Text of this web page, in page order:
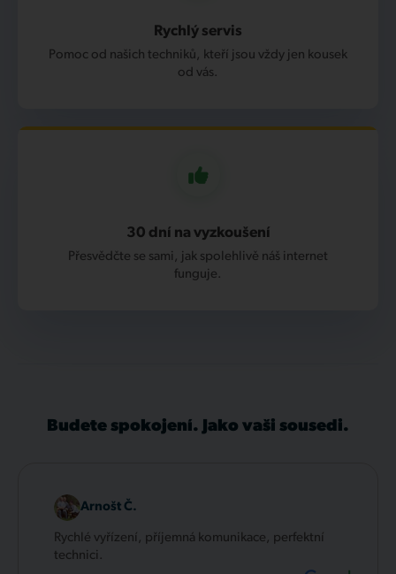
Rychlý servis
Pomoc od našich techniků, kteří jsou vždy jen kousek
od vás.
30 dní na vyzkoušení
Přesvědčte se sami, jak spolehlivě náš internet
funguje.
Budete spokojení. Jako vaši sousedi.
Arnošt Č.
Rychlé vyřízení, příjemná komunikace, perfektní
technici.